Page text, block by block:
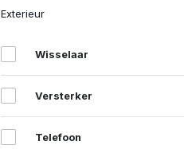
Exterieur
Wisselaar
Versterker
Telefoon